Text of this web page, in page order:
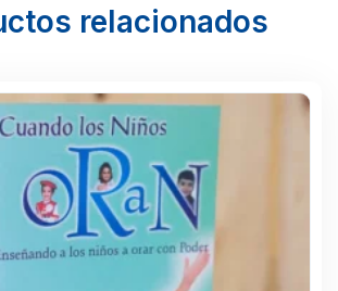
relacionados